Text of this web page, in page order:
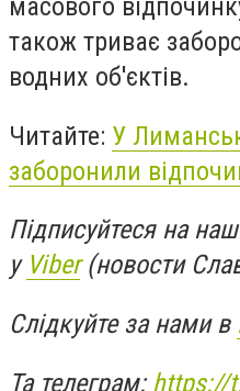
масового
також триває
водних об'єктів.
Читайте: У
заборонили
Підписуйтеся на
у Viber(новости
Слідкуйте за нами в
Та телеграм: https://